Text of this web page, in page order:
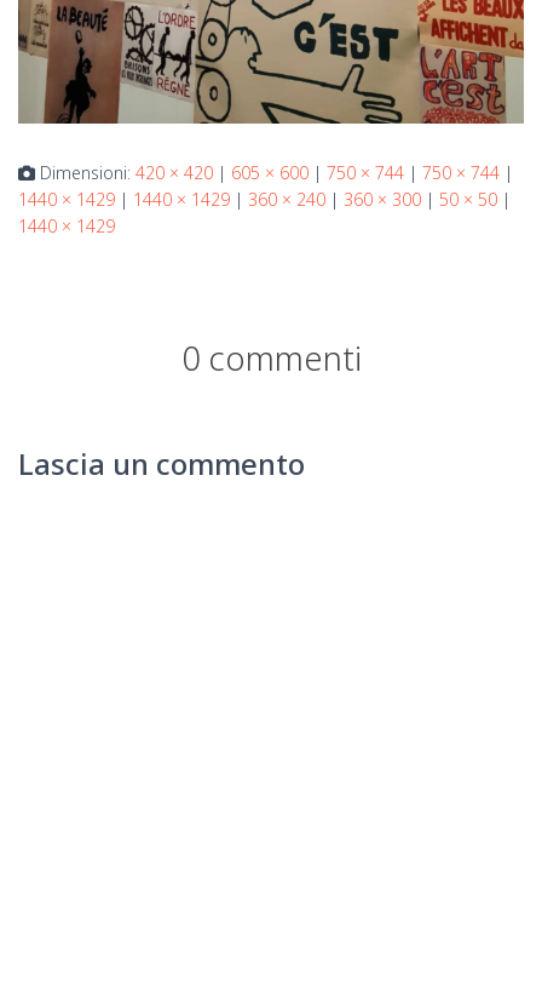
Dimensioni: 420 × 420 | 605 × 600 | 750 × 744 | 750 × 744 |
1440 × 1429 | 1440 × 1429 | 360 × 240 | 360 × 300 | 50 × 50 |
1440 × 1429
0 commenti
Lascia un commento